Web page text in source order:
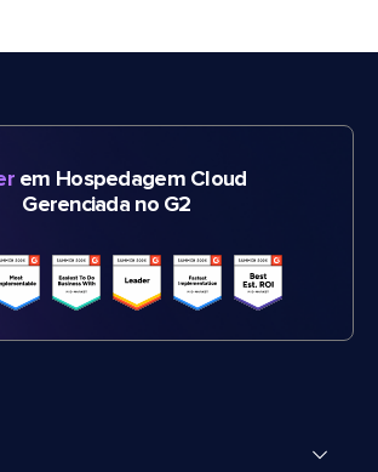
em Hospedagem Cloud
Gerenciada no G2